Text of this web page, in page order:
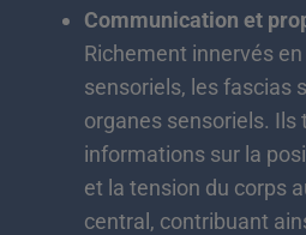
Communication et
Richement innervés
sensoriels, les fascias
organes sensoriels.
informations sur la
et la tension du corps
central, contribuant